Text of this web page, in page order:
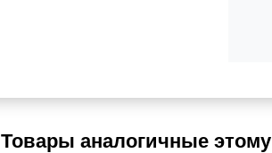
Товары аналогичные этому